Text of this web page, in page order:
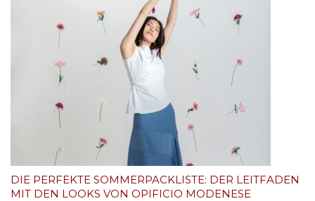
DIE PERFEKTE SOMMERPACKLISTE: DER LEITFADEN
MIT DEN LOOKS VON OPIFICIO MODENESE